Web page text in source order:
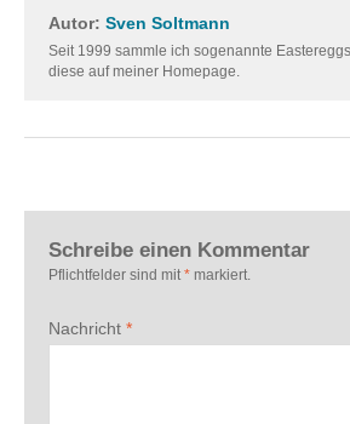
Autor: Sven Soltmann
Seit 1999 sammle ich sogenannte
diese auf meiner Homepage.
Schreibe einen Kommentar
Pflichtfelder sind mit * markiert.
Nachricht *